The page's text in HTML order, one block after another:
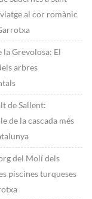
al cor romànic
la Grevolosa: El
arbres
de Sallent:
de la cascada més
del Molí dels
piscines turqueses